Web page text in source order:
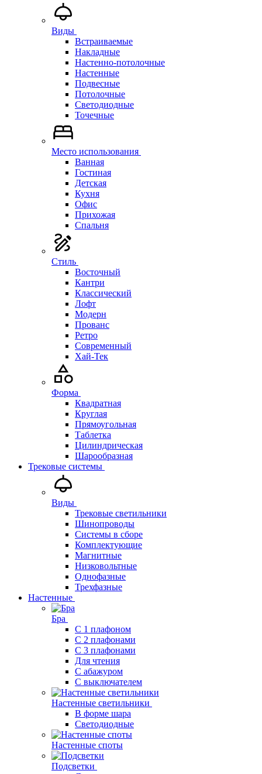
Виды
Встраиваемые
Накладные
Настенно-потолочные
Настенные
Подвесные
Потолочные
Светодиодные
Точечные
Место использования
Ванная
Гостиная
Детская
Кухня
Офис
Прихожая
Спальня
Стиль
Восточный
Кантри
Классический
Лофт
Модерн
Прованс
Ретро
Современный
Хай-Тек
Форма
Квадратная
Круглая
Прямоугольная
Таблетка
Цилиндрическая
Шарообразная
Трековые системы
Виды
Трековые светильники
Шинопроводы
Системы в сборе
Комплектующие
Магнитные
Низковольтные
Однофазные
Трехфазные
Настенные
Бра
С 1 плафоном
С 2 плафонами
С 3 плафонами
Для чтения
С абажуром
С выключателем
Настенные светильники
В форме шара
Светодиодные
Настенные споты
Подсветки